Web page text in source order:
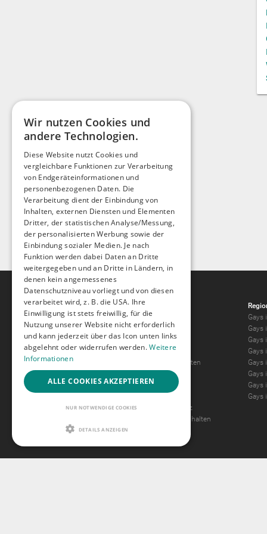
Gay.de
Gay-Chat
Das Gay Magazin
Was Mitglieder mögen
Tour
Was wir bieten
AGB
Datenschutz
Jugendschutz
Antrag auf Entfernung von Inhalten
2257 Statement
Gays
Gays
Gays
Gays
Gays
Gays
Gays
Gays
Wir nutzen Cookies und
andere Technologien.
Diese Website nutzt Cookies und
vergleichbare Funktionen zur Verarbeitung
von Endgeräteinformationen und
personenbezogenen Daten. Die
Verarbeitung dient der Einbindung von
Inhalten, externen Diensten und Elementen
Dritter, der statistischen Analyse/Messung,
der personalisierten Werbung sowie der
Einbindung sozialer Medien. Je nach
Funktion werden dabei Daten an Dritte
weitergegeben und an Dritte in Ländern, in
denen kein angemessenes
Datenschutzniveau vorliegt und von diesen
verarbeitet wird, z. B. die USA. Ihre
Einwilligung ist stets freiwillig, für die
Nutzung unserer Website nicht erforderlich
und kann jederzeit über das Icon unten links
abgelehnt oder widerrufen werden.Weitere
Informationen
ALLE COOKIES AKZEPTIEREN
NUR NOTWENDIGE COOKIES
DETAILS ANZEIGEN